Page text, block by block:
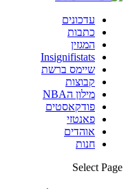
עדכונים
כתבות
המגזין
Insignifistats
שיימס ברשת
קבוצות
מילון הNBA
פודקאסטים
פאנטזי
אוהדים
חנות
Select Page